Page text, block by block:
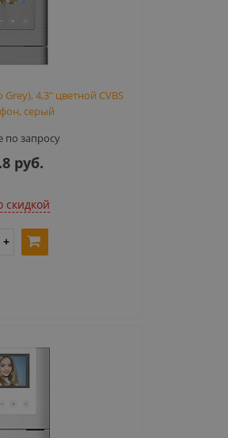
4,3" цветной CVBS
серый
по запросу
руб.
скидкой